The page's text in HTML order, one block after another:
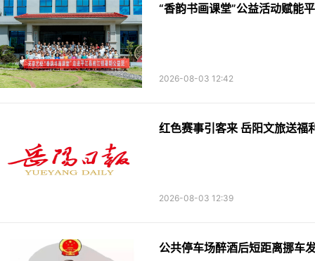
“香韵书画课堂”公益活动赋能
2026-08-03 12:42
红色赛事引客来 岳阳文旅送福
2026-08-03 12:39
公共停车场醉酒后短距离挪车